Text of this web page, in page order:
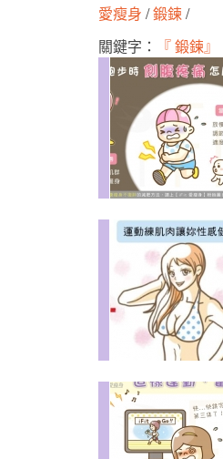
愛瘦身 /鍛鍊/
關鍵字：
『 鍛鍊』